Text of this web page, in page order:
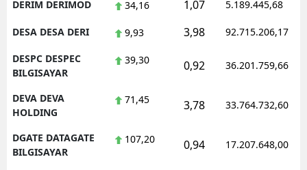
DERIM DERIMOD 34,16 1,07 5.189.445,68
DESA DESA DERI 9,93 3,98 92.715.206,17
DESPC DESPEC
BILGISAYAR
39,30 0,92 36.201.759,66
DEVA DEVA
HOLDING
71,45 3,78 33.764.732,60
DGATE DATAGATE
BILGISAYAR
107,20 0,94 17.207.648,00